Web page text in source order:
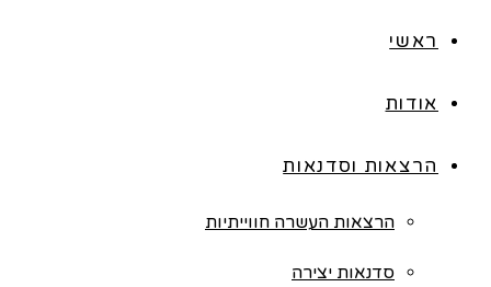
ראשי
אודות
הרצאות וסדנאות
הרצאות העשרה חווייתיות
סדנאות יצירה